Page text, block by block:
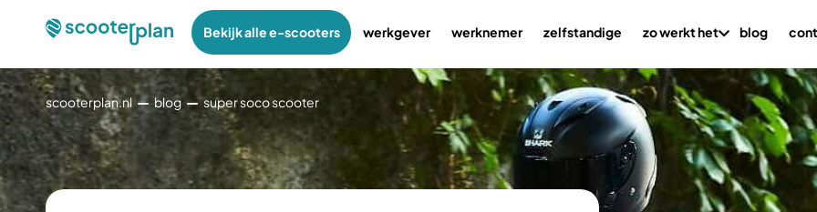
Bekijk alle e-scooters werkgever werknemer zelfstandige zo werkt het blog
scooterplan.nl blog super soco scooter